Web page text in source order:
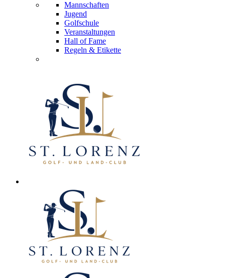
Mannschaften
Jugend
Golfschule
Veranstaltungen
Hall of Fame
Regeln & Etikette